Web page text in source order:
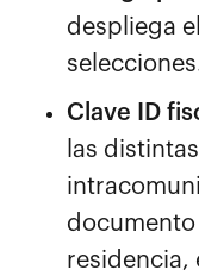
despliega
Clave ID
las
residencia,